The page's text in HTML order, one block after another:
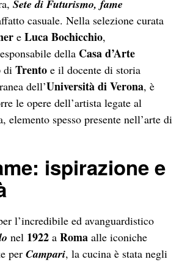
Sete di Futurismo, fame
casuale. Nella selezione curata
eLuca Bochicchio,
della Casa d’Arte
diTrento e il docente di storia
dell’Università di Verona, è
le opere dell’artista legate al
elemento spesso presente nell’arte di
ispirazione e
l’incredibile ed avanguardistico
nel 1922aRomaalle iconiche
perCampari, la cucina è stata negli